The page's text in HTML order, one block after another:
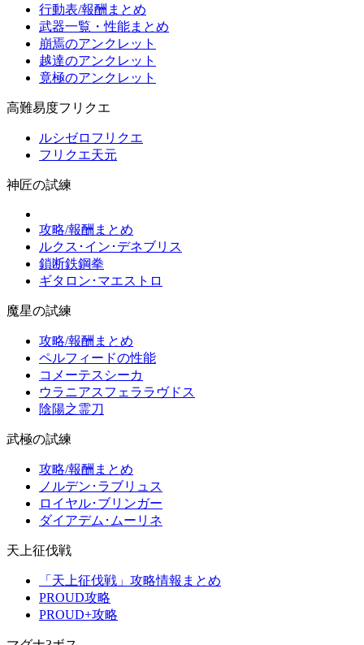
行動表/報酬まとめ
武器一覧・性能まとめ
崩焉のアンクレット
越達のアンクレット
竟極のアンクレット
高難易度フリクエ
ルシゼロフリクエ
フリクエ天元
神匠の試練
攻略/報酬まとめ
ルクス･イン･デネブリス
鎖断鉄鋼拳
ギタロン･マエストロ
魔星の試練
攻略/報酬まとめ
ペルフィードの性能
コメーテスシーカ
ウラニアスフェララヴドス
陰陽之霊刀
武極の試練
攻略/報酬まとめ
ノルデン･ラブリュス
ロイヤル･ブリンガー
ダイアデム･ムーリネ
天上征伐戦
「天上征伐戦」攻略情報まとめ
PROUD攻略
PROUD+攻略